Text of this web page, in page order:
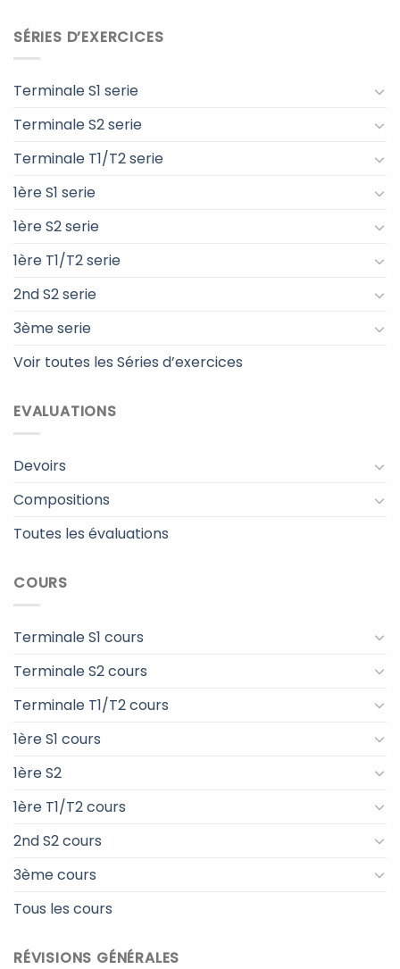
SÉRIES D’EXERCICES
Terminale S1 serie
Terminale S2 serie
Terminale T1/T2 serie
1ère S1 serie
1ère S2 serie
1ère T1/T2 serie
2nd S2 serie
3ème serie
Voir toutes les Séries d’exercices
EVALUATIONS
Devoirs
Compositions
Toutes les évaluations
COURS
Terminale S1 cours
Terminale S2 cours
Terminale T1/T2 cours
1ère S1 cours
1ère S2
1ère T1/T2 cours
2nd S2 cours
3ème cours
Tous les cours
RÉVISIONS GÉNÉRALES